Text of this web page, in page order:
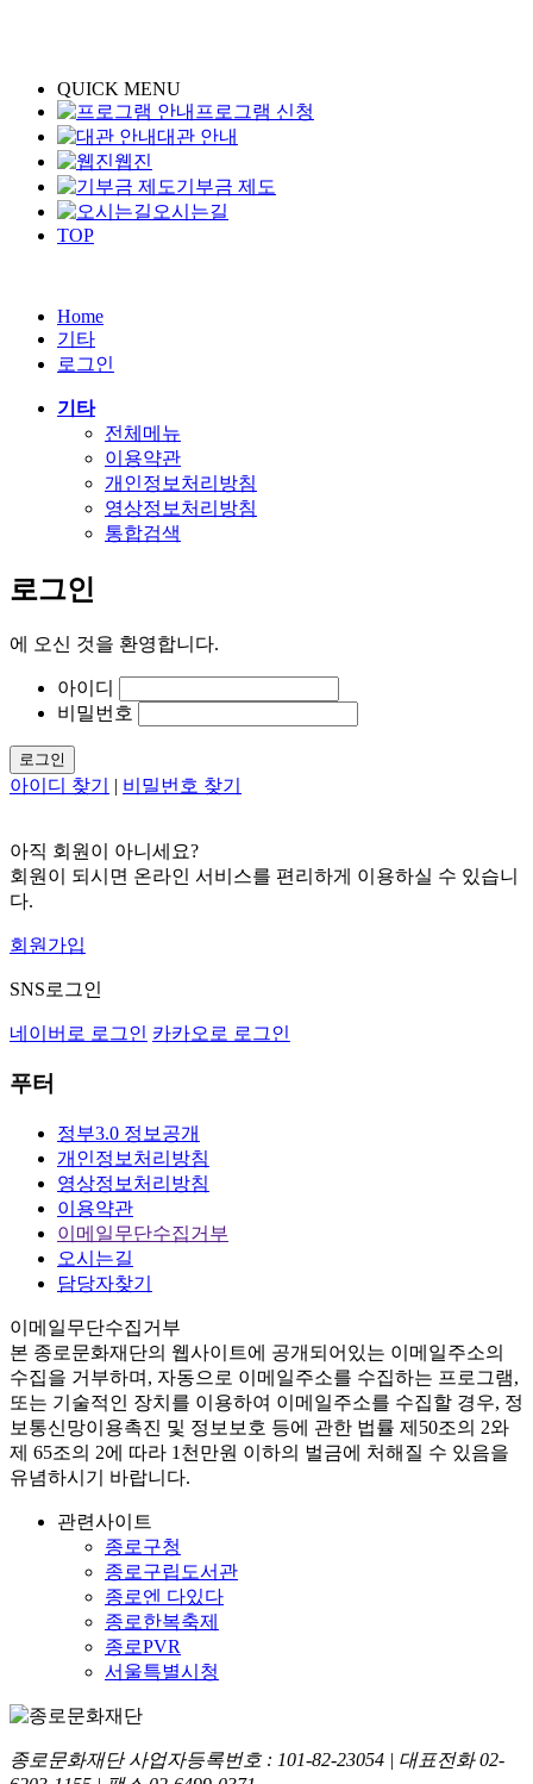
QUICK MENU
프로그램 신청
대관 안내
웹진
기부금 제도
오시는길
TOP
Home
기타
로그인
기타
전체메뉴
이용약관
개인정보처리방침
영상정보처리방침
통합검색
로그인
에 오신 것을 환영합니다.
아이디
비밀번호
로그인
아이디 찾기 | 비밀번호 찾기
아직 회원이 아니세요?
회원이 되시면 온라인 서비스를 편리하게 이용하실 수 있습니
다.
회원가입
SNS로그인
네이버로 로그인 카카오로 로그인
푸터
정부3.0 정보공개
개인정보처리방침
영상정보처리방침
이용약관
이메일무단수집거부
오시는길
담당자찾기
이메일무단수집거부
본 종로문화재단의 웹사이트에 공개되어있는 이메일주소의
수집을 거부하며, 자동으로 이메일주소를 수집하는 프로그램,
또는 기술적인 장치를 이용하여 이메일주소를 수집할 경우, 정
보통신망이용촉진 및 정보보호 등에 관한 법률 제50조의 2와
제 65조의 2에 따라 1천만원 이하의 벌금에 처해질 수 있음을
유념하시기 바랍니다.
관련사이트
종로구청
종로구립도서관
종로엔 다있다
종로한복축제
종로PVR
서울특별시청
종로문화재단 사업자등록번호 : 101-82-23054 | 대표전화02-